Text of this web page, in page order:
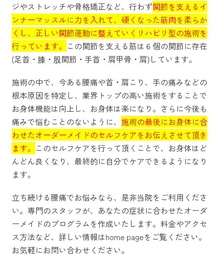
ジやストレッチや骨格矯正など、行わず関節を支えるイ
ンナーマッスルに力を入れて、硬くなった筋肉を柔らか
くし、正しい関節運動に整えていくリハビリ型の施術を
行っています。 この関節を支える筋は６個の関節に存在
(足首・膝・股関節・手首・肩甲骨・肩)しています。
施術の中で、今ある腰痛や首・肩こり、手の痛みなどの
根本原因を特定し、業界トップの高い施術をすることで
お身体機能は向上し、お身体は楽になり。さらに今後も
痛みで悩むことのないように、 施術の最後にお身体に合
わせたオーダーメイドのセルフケアをお伝えさせて頂き
ます。 このセルフケアを行って頂くことで、お身体はど
んどん良くなり、最終的に自分でケアできるようになり
ます。
立ち続ける腰痛でお悩みなら、是非当院をご利用くださ
い。専門のスタッフが、あなたの症状に合わせたオーダ
ーメイドのプログラムを作成いたします。料金やアクセ
ス方法など、詳しい情報はhome pageをご覧ください。
お気軽にお問い合わせください。